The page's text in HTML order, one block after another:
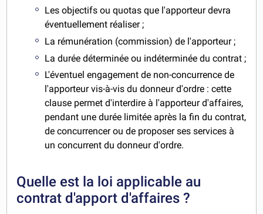
Les objectifs ou quotas que l'apporteur devra
éventuellement réaliser ;
La rémunération (commission) de l'apporteur ;
La durée déterminée ou indéterminée du contrat ;
L'éventuel engagement de non-concurrence de
l'apporteur vis-à-vis du donneur d'ordre : cette
clause permet d'interdire à l'apporteur d'affaires,
pendant une durée limitée après la fin du contrat,
de concurrencer ou de proposer ses services à
un concurrent du donneur d'ordre.
Quelle est la loi applicable au
contrat d'apport d'affaires ?